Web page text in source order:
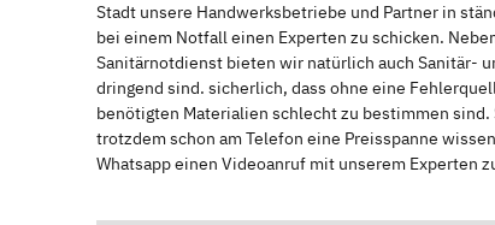
Stadt unsere Handwerksbetriebe und Partner in
bei einem Notfall einen Experten zu schicken.
Sanitärnotdienst bieten wir natürlich auch Sanitär-
dringend sind. sicherlich, dass ohne eine
benötigten Materialien schlecht zu bestimmen
trotzdem schon am Telefon eine Preisspanne
Whatsapp einen Videoanruf mit unserem Experten